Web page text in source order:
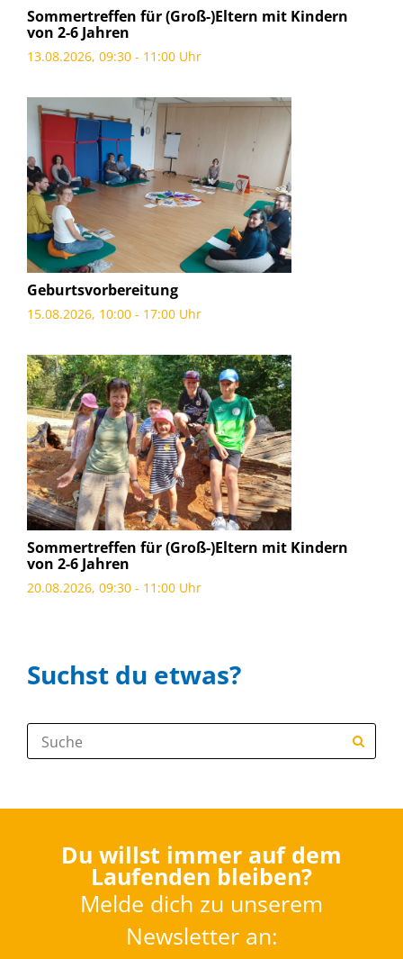
Sommertreffen für (Groß-)Eltern mit Kindern
von 2-6 Jahren
13.08.2026, 09:30 - 11:00 Uhr
Geburtsvorbereitung
15.08.2026, 10:00 - 17:00 Uhr
Sommertreffen für (Groß-)Eltern mit Kindern
von 2-6 Jahren
20.08.2026, 09:30 - 11:00 Uhr
Suchst du etwas?
Suche:
Du willst immer auf dem
Laufenden bleiben?
Melde dich zu unserem
Newsletter an: